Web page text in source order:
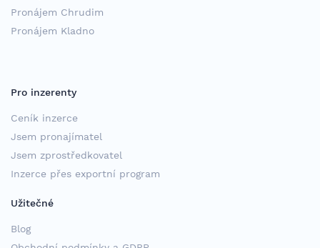
Pronájem Chrudim
Pronájem Kladno
Pro inzerenty
Ceník inzerce
Jsem pronajímatel
Jsem zprostředkovatel
Inzerce přes exportní program
Užitečné
Blog